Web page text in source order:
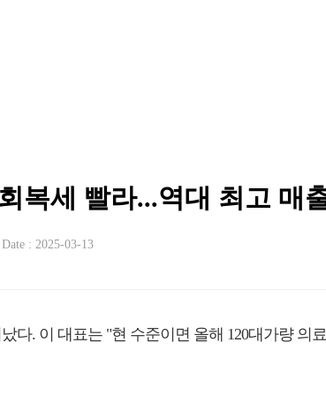
복세 빨라...역대 최고 매
Date : 2025-03-13
다. 이 대표는 "현 수준이면 올해 120대가량 의